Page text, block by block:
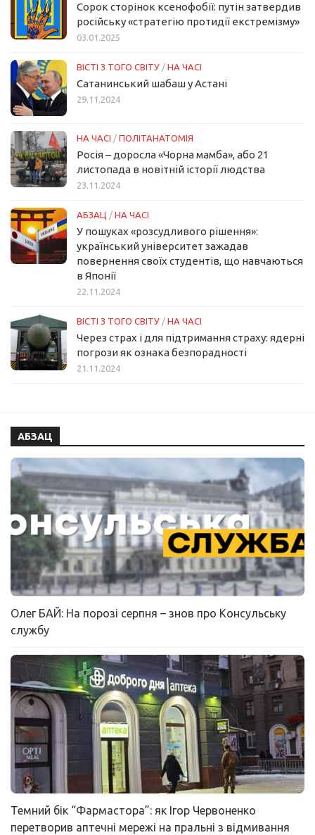
Сорок сторінок ксенофобії: путін затвердив
російську «стратегію протидії екстремізму»
03.01.2025
ВІСТІ З ТОГО СВІТУ / НА ЧАСІ
Сатанинський шабаш у Астані
29.11.2024
НА ЧАСІ / ПОЛІТАНАТОМІЯ
Росія – доросла «Чорна мамба», або 21
листопада в новітній історії людства
23.11.2024
АБЗАЦ / НА ЧАСІ
У пошуках «розсудливого рішення»:
український університет зажадав
повернення своїх студентів, що навчаються
в Японії
22.11.2024
ВІСТІ З ТОГО СВІТУ / НА ЧАСІ
Через страх і для підтримання страху: ядерні
погрози як ознака безпорадності
21.11.2024
АБЗАЦ
Олег БАЙ: На порозі серпня – знов про Консульську
службу
Темний бік “Фармастора”: як Ігор Червоненко
перетворив аптечні мережі на пральні з відмивання